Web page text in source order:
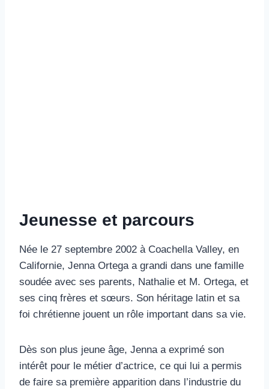
Jeunesse et parcours
Née le 27 septembre 2002 à Coachella Valley, en
Californie, Jenna Ortega a grandi dans une famille
soudée avec ses parents, Nathalie et M. Ortega, et
ses cinq frères et sœurs. Son héritage latin et sa
foi chrétienne jouent un rôle important dans sa vie.
Dès son plus jeune âge, Jenna a exprimé son
intérêt pour le métier d’actrice, ce qui lui a permis
de faire sa première apparition dans l’industrie du